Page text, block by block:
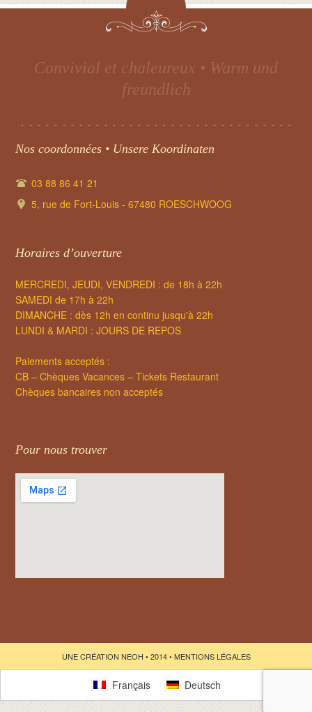
Une cuisine traditionnelle et raffinée •
Eine traditionelle und raffinierte Küche
Nos coordonnées • Unsere Koordinaten
03 88 86 41 21
5, rue de Fort-Louis - 67480 ROESCHWOOG
Horaires d’ouverture
MERCREDI, JEUDI, VENDREDI : de 18h à 22h
SAMEDI de 17h à 22h
DIMANCHE : dès 12h en continu jusqu'à 22h
LUNDI & MARDI : JOURS DE REPOS
Paiements acceptés :
CB – Chèques Vacances – Tickets Restaurant
Chèques bancaires non acceptés
Pour nous trouver
UNE CRÉATION NEOH • 2014 •MENTIONS LÉGALES
Français Deutsch